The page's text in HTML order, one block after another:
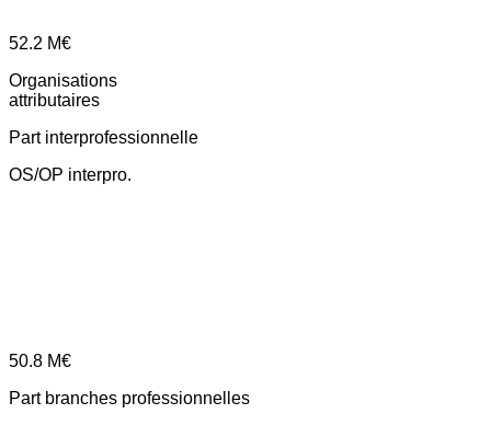
52.2 M€
Organisations
attributaires
Part interprofessionnelle
OS/OP interpro.
50.8 M€
Part branches professionnelles